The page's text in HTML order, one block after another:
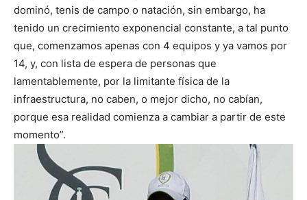
dominó, tenis de campo o natación, sin embargo, ha
tenido un crecimiento exponencial constante, a tal punto
que, comenzamos apenas con 4 equipos y ya vamos por
14, y, con lista de espera de personas que
lamentablemente, por la limitante física de la
infraestructura, no caben, o mejor dicho, no cabían,
porque esa realidad comienza a cambiar a partir de este
momento”.